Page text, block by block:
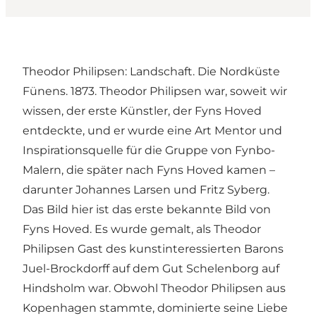
Theodor Philipsen: Landschaft. Die Nordküste
Fünens. 1873. Theodor Philipsen war, soweit wir
wissen, der erste Künstler, der Fyns Hoved
entdeckte, und er wurde eine Art Mentor und
Inspirationsquelle für die Gruppe von Fynbo-
Malern, die später nach Fyns Hoved kamen –
darunter Johannes Larsen und Fritz Syberg.
Das Bild hier ist das erste bekannte Bild von
Fyns Hoved. Es wurde gemalt, als Theodor
Philipsen Gast des kunstinteressierten Barons
Juel-Brockdorff auf dem Gut Schelenborg auf
Hindsholm war. Obwohl Theodor Philipsen aus
Kopenhagen stammte, dominierte seine Liebe